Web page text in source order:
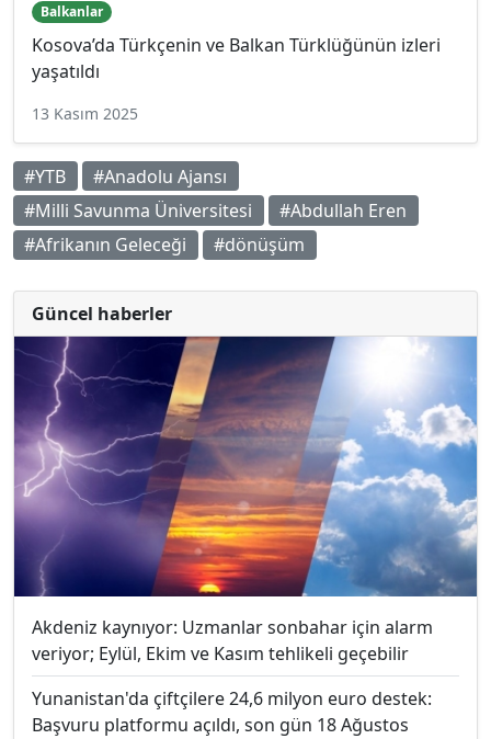
Balkanlar
Kosova’da Türkçenin ve Balkan Türklüğünün izleri
yaşatıldı
13 Kasım 2025
#YTB
#Anadolu Ajansı
#Milli Savunma Üniversitesi
#Abdullah Eren
#Afrikanın Geleceği
#dönüşüm
Güncel haberler
Akdeniz kaynıyor: Uzmanlar sonbahar için alarm
veriyor; Eylül, Ekim ve Kasım tehlikeli geçebilir
Yunanistan'da çiftçilere 24,6 milyon euro destek:
Başvuru platformu açıldı, son gün 18 Ağustos